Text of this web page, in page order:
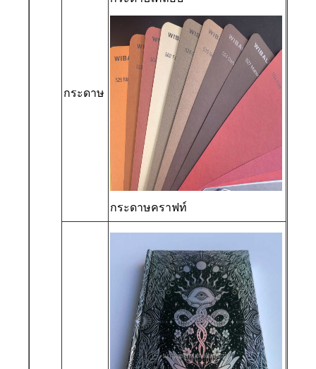
กระดาษ
กระดาษคราฟท์